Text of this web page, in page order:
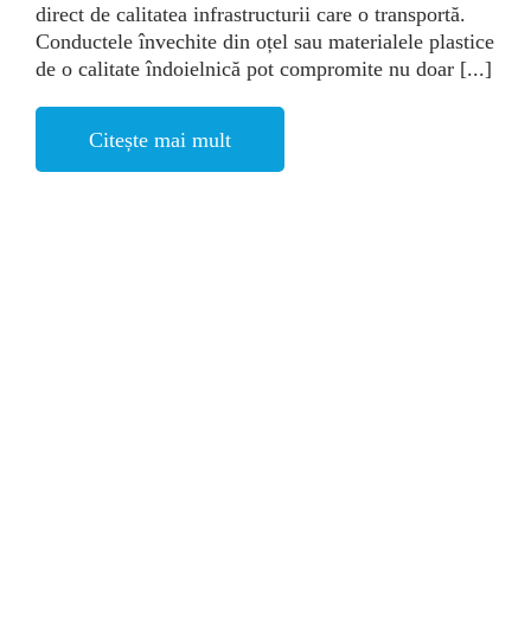
direct de calitatea infrastructurii care o transportă.
Conductele învechite din oțel sau materialele plastice
de o calitate îndoielnică pot compromite nu doar [...]
Citește mai mult